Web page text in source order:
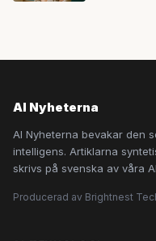
AI Nyheterna
AI Nyheterna bevakar den
intelligens. Artiklarna
skrivs på svenska av våra
Producerad av Brightnest